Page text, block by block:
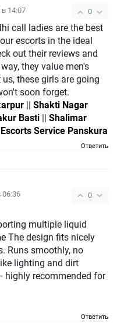
0
в 14:07
call ladies are the best
escorts in the ideal
out their reviews and
they value men's
these girls are going
soon forget.
|| Shakti Nagar
Basti || Shalimar
Escorts Service Panskura
Ответить
0
06:36
multiple liquid
The design fits nicely
Runs smoothly, no
lighting and dirt
highly recommended for
Ответить